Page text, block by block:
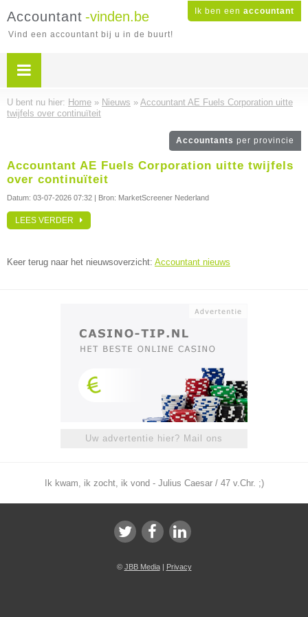
Ik ben een accountant
Accountant -vinden.be
Vind een accountant bij u in de buurt!
U bent nu hier: Home » Nieuws » Accountant AE Fuels Corporation uitte
twijfels over continuïteit
Accountants per provincie
Accountant AE Fuels Corporation uitte twijfels
over continuïteit
Datum: 03-07-2026 07:32 | Bron: MarketScreener Nederland
LEES VERDER
Keer terug naar het nieuwsoverzicht: Accountant nieuws
Uw advertentie hier? Mail ons
Ik kwam, ik zocht, ik vond - Julius Caesar / 47 v.Chr. ;)
© JBB Media| Privacy